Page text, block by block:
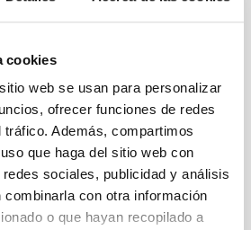
cookies
web se usan para personalizar
ofrecer funciones de redes
Además, compartimos
que haga del sitio web con
sociales, publicidad y análisis
combinarla con otra información
o que hayan recopilado a
(QF-EHEA SECOND CYCLE)
CONVOCATORIA